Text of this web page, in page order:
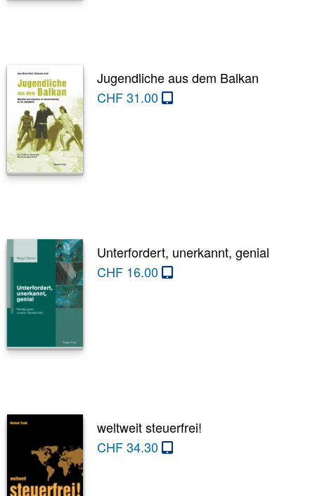
Jugendliche aus dem Balkan
CHF31.00
Unterfordert, unerkannt, genial
CHF16.00
weltweit steuerfrei!
CHF34.30